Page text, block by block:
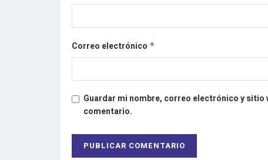
Correo electrónico *
Guardar mi nombre, correo electrónico y sitio
comentario.